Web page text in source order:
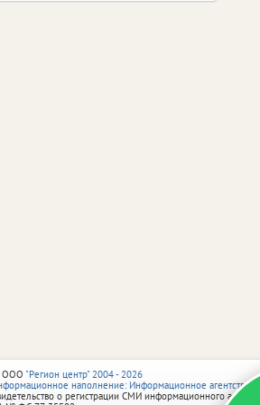
"Регион центр" 2004 - 2026
наполнение: Информационное агентство
о регистрации СМИ информационного